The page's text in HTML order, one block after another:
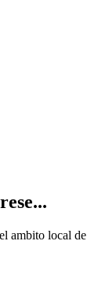
ambito local de